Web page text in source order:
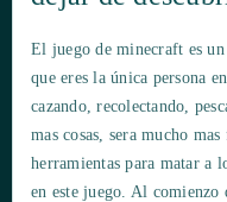
El juego de minecraft es
que eres la única persona
cazando, recolectando,
mas cosas, sera mucho
herramientas para matar a
en este juego. Al comienzo